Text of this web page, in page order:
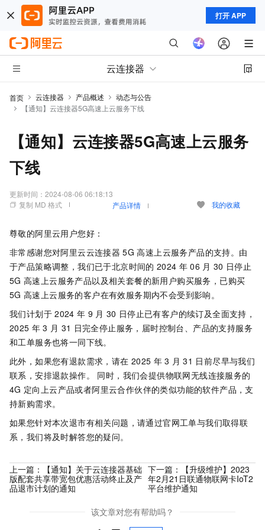
打开 APP
云连接器
首页 云连接器 产品概述
动态与公告
【通知】云连接器5G高速上云服务下线
【通知】云连接器5G高速上云服务
下线
更新时间： 2024-08-06 06:18:13
复制 MD 格式
产品详情 我的收藏
尊敬的阿里云用户您好：
非常感谢您对阿里云云连接器 5G 高速上云服务产品的支持。由
于产品策略调整，我们已于北京时间的 2024 年 06 月 30 日停止
5G 高速上云服务产品以及相关套餐的新用户购买服务，已购买
5G 高速上云服务的客户在有效服务期内不会受到影响。
我们计划于 2024 年 9 月 30 日停止已有客户的续订及全面支持，
2025 年 3 月 31 日完全停止服务，届时控制台、产品的支持服务
和工单服务也将一同下线。
此外，如果您有退款需求，请在 2025 年 3 月 31 日前尽早与我们
联系，安排退款操作。 同时，我们会提供物联网无线连接服务的
4G 定向上云产品或者阿里云合作伙伴的类似功能的软件产品，支
持新购需求。
如果您针对本次退市有相关问题，请通过官网工单与我们取得联
系，我们将及时解答您的疑问。
上一篇：
【通知】关于云连接器基础
版配套共享带宽包优惠活动终止及产
品退市计划的通知
下一篇：
【升级维护】2023
年2月21日联通物联网卡IoT2
平台维护通知
该文章对您有帮助吗？